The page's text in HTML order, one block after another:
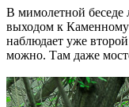
В мимолетной беседе
выходом к
наблюдает уже
можно. Там даже